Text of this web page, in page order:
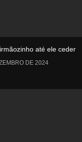
até ele ceder
DE 2024